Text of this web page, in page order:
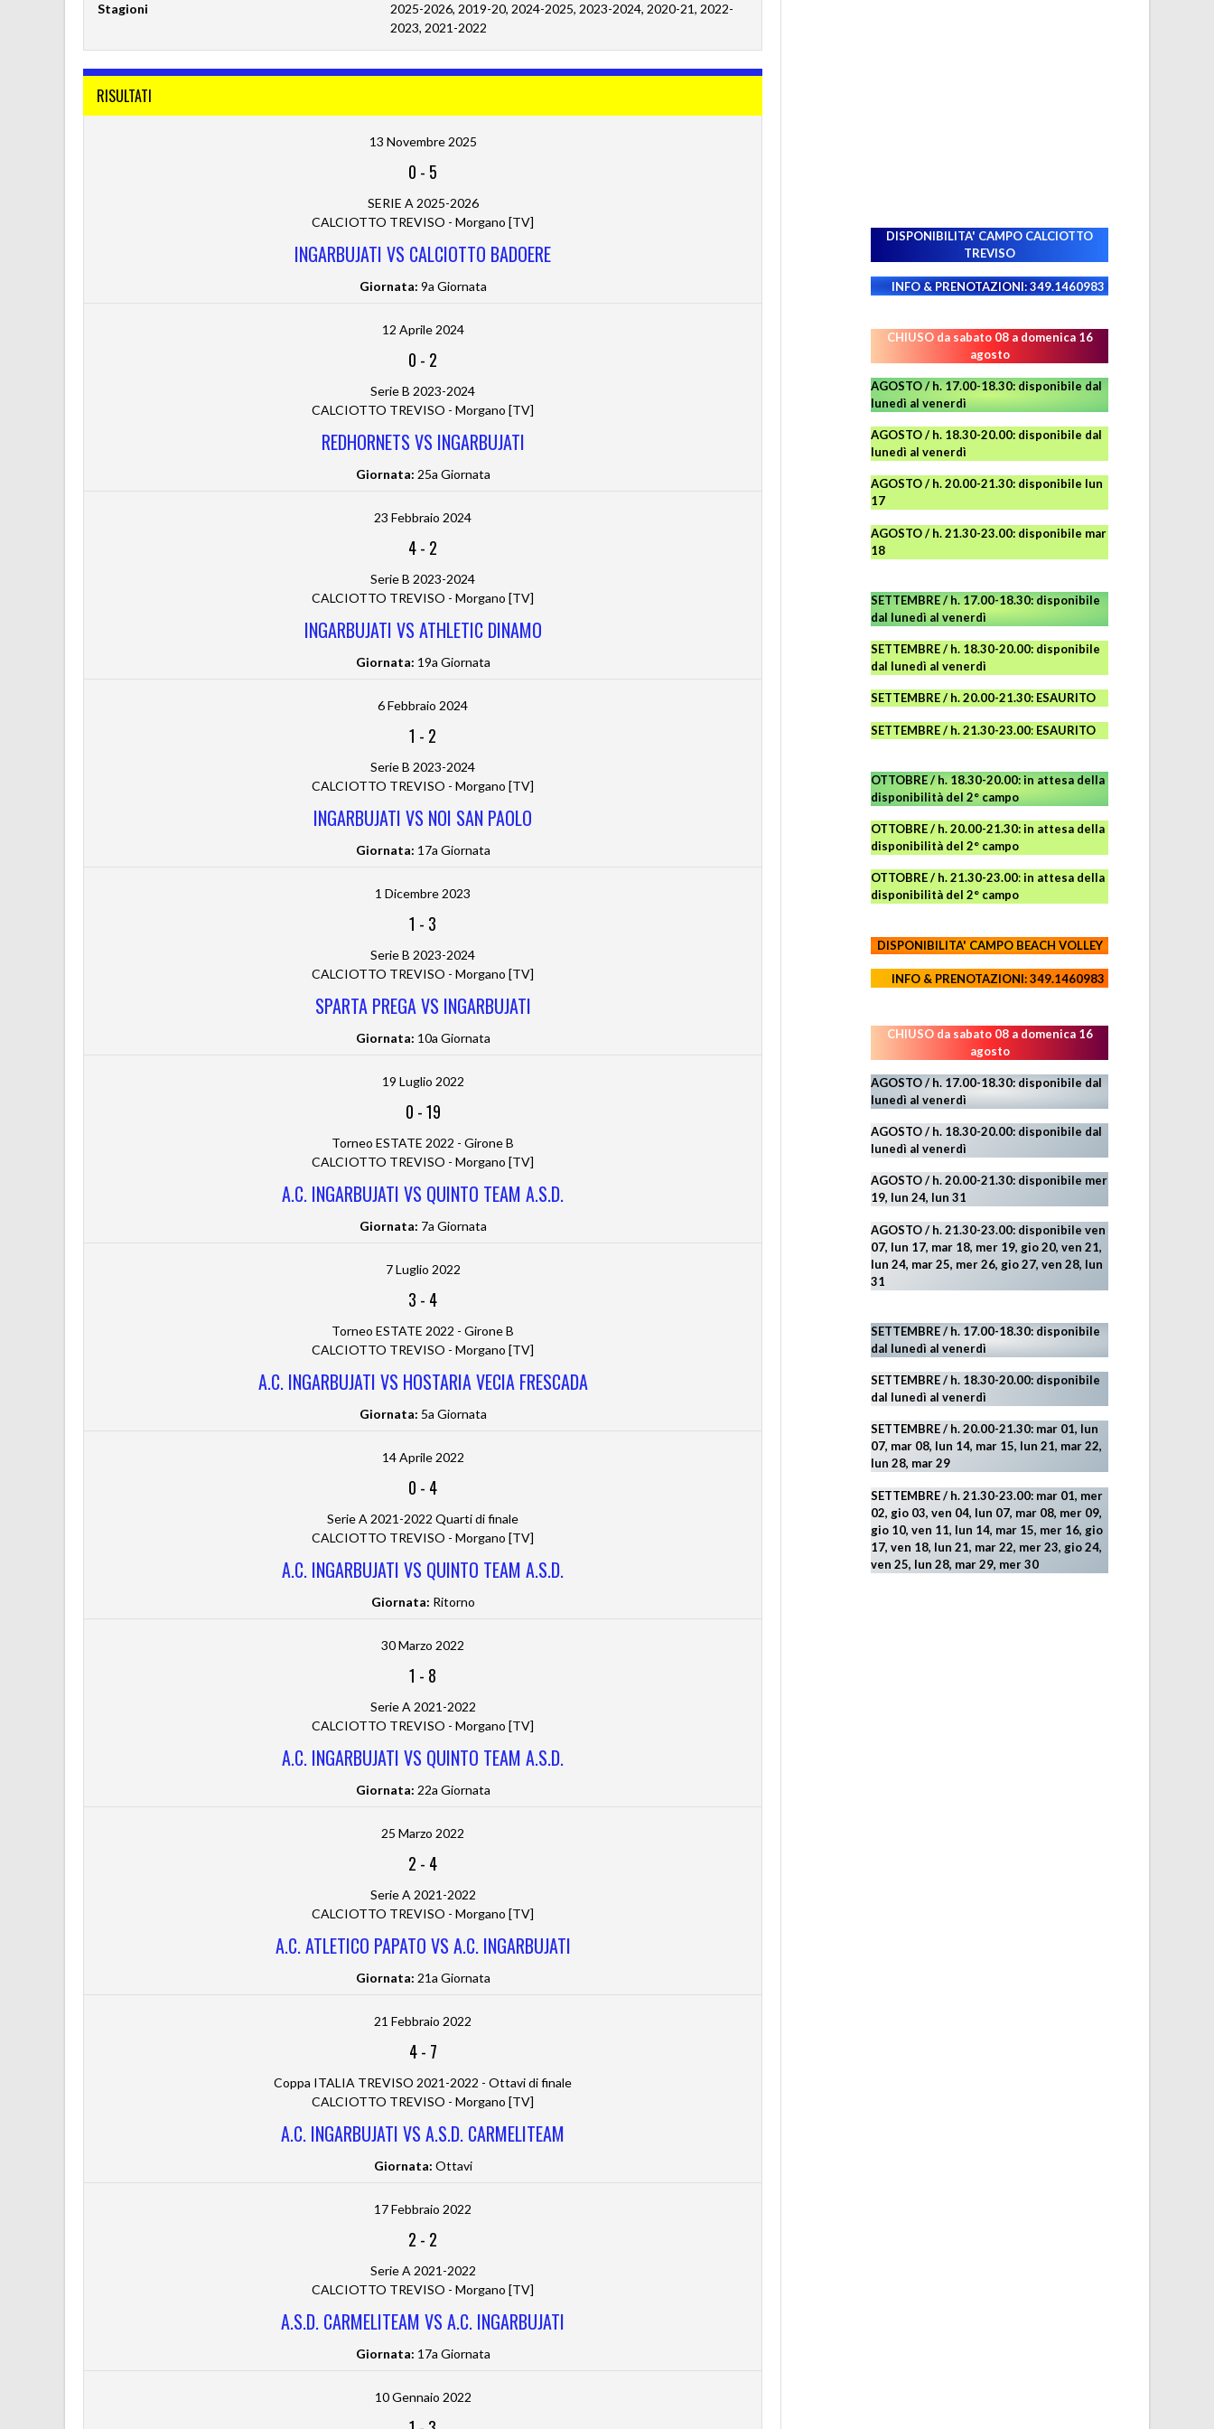
Stagioni
2025-2026, 2019-20, 2024-2025, 2023-2024, 2020-21, 2022-
2023, 2021-2022
RISULTATI
13 Novembre 2025
0 - 5
SERIE A 2025-2026
CALCIOTTO TREVISO - Morgano [TV]
INGARBUJATI VS CALCIOTTO BADOERE
Giornata: 9a Giornata
12 Aprile 2024
0 - 2
Serie B 2023-2024
CALCIOTTO TREVISO - Morgano [TV]
REDHORNETS VS INGARBUJATI
Giornata: 25a Giornata
23 Febbraio 2024
4- 2
Serie B 2023-2024
CALCIOTTO TREVISO - Morgano [TV]
INGARBUJATI VS ATHLETIC DINAMO
Giornata: 19a Giornata
6 Febbraio 2024
1 - 2
Serie B 2023-2024
CALCIOTTO TREVISO - Morgano [TV]
INGARBUJATI VS NOI SAN PAOLO
Giornata: 17a Giornata
1 Dicembre 2023
1 - 3
Serie B 2023-2024
CALCIOTTO TREVISO - Morgano [TV]
SPARTA PREGA VS INGARBUJATI
Giornata: 10a Giornata
19 Luglio 2022
0 -19
Torneo ESTATE 2022 - Girone B
CALCIOTTO TREVISO - Morgano [TV]
A.C. INGARBUJATI VS QUINTO TEAM A.S.D.
Giornata: 7a Giornata
7 Luglio 2022
3 - 4
Torneo ESTATE 2022 - Girone B
CALCIOTTO TREVISO - Morgano [TV]
A.C. INGARBUJATI VS HOSTARIA VECIA FRESCADA
Giornata: 5a Giornata
14 Aprile 2022
0 - 4
Serie A 2021-2022 Quarti di finale
CALCIOTTO TREVISO - Morgano [TV]
A.C. INGARBUJATI VS QUINTO TEAM A.S.D.
Giornata: Ritorno
30 Marzo 2022
1 - 8
Serie A 2021-2022
CALCIOTTO TREVISO - Morgano [TV]
A.C. INGARBUJATI VS QUINTO TEAM A.S.D.
Giornata: 22a Giornata
25 Marzo 2022
2 - 4
Serie A 2021-2022
CALCIOTTO TREVISO - Morgano [TV]
A.C. ATLETICO PAPATO VS A.C. INGARBUJATI
Giornata: 21a Giornata
21 Febbraio 2022
4- 7
Coppa ITALIA TREVISO 2021-2022 - Ottavi di finale
CALCIOTTO TREVISO - Morgano [TV]
A.C. INGARBUJATI VS A.S.D. CARMELITEAM
Giornata: Ottavi
17 Febbraio 2022
2 - 2
Serie A 2021-2022
CALCIOTTO TREVISO - Morgano [TV]
A.S.D. CARMELITEAM VS A.C. INGARBUJATI
Giornata: 17a Giornata
10 Gennaio 2022
DISPONIBILITA' CAMPO CALCIOTTO
TREVISO
INFO & PRENOTAZIONI: 349.1460983
CHIUSO da sabato 08 a domenica 16
agosto
AGOSTO / h. 17.00-18.30: disponibile dal
lunedì al venerdì
AGOSTO/ h. 18.30-20.00: disponibile dal
lunedì al venerdì
AGOSTO / h. 20.00-21.30: disponibile lun
17
AGOSTO/ h. 21.30-23.00: disponibile mar
18
SETTEMBRE / h. 17.00-18.30: disponibile
dal lunedì al venerdì
SETTEMBRE / h. 18.30-20.00: disponibile
dal lunedì al venerdì
SETTEMBRE / h. 20.00-21.30: ESAURITO
SETTEMBRE / h. 21.30-23.00: ESAURITO
OTTOBRE / h. 18.30-20.00:in attesa della
disponibilità del 2° campo
OTTOBRE / h. 20.00-21.30:in attesa della
disponibilità del 2° campo
OTTOBRE / h. 21.30-23.00:in attesa della
disponibilità del 2° campo
DISPONIBILITA' CAMPOBEACH VOLLEY
INFO & PRENOTAZIONI: 349.1460983
CHIUSO da sabato 08 a domenica 16
agosto
AGOSTO / h. 17.00-18.30: disponibile dal
lunedì al venerdì
AGOSTO/ h. 18.30-20.00: disponibile dal
lunedì al venerdì
AGOSTO / h. 20.00-21.30: disponibile mer
19, lun 24, lun 31
AGOSTO/ h. 21.30-23.00: disponibile ven
07, lun 17, mar 18, mer 19, gio 20, ven 21,
lun 24, mar 25, mer 26, gio 27, ven 28, lun
31
SETTEMBRE / h. 17.00-18.30: disponibile
dal lunedì al venerdì
SETTEMBRE / h. 18.30-20.00: disponibile
dal lunedì al venerdì
SETTEMBRE / h. 20.00-21.30: mar 01, lun
07, mar 08, lun 14, mar 15, lun 21, mar 22,
lun 28, mar 29
SETTEMBRE / h. 21.30-23.00: mar 01, mer
02, gio 03, ven 04, lun 07, mar 08, mer 09,
gio 10, ven 11, lun 14, mar 15, mer 16, gio
17, ven 18, lun 21, mar 22, mer 23, gio 24,
ven 25, lun 28, mar 29, mer 30